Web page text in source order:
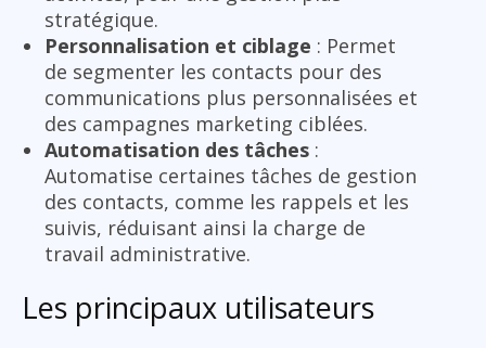
stratégique.
Personnalisation et ciblage : Permet
de segmenter les contacts pour des
communications plus personnalisées et
des campagnes marketing ciblées.
Automatisation des tâches :
Automatise certaines tâches de gestion
des contacts, comme les rappels et les
suivis, réduisant ainsi la charge de
travail administrative.
Les principaux utilisateurs